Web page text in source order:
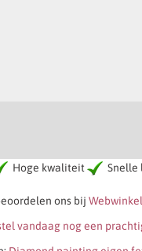
Hoge kwaliteit Snelle
ons bij
vandaag nog een